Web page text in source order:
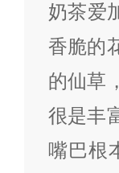
奶茶爱
香脆的
的仙草
很是丰
嘴巴根